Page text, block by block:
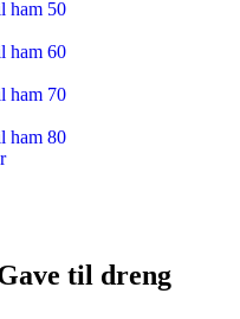
ham 50
ham 60
ham 70
ham 80
til dreng